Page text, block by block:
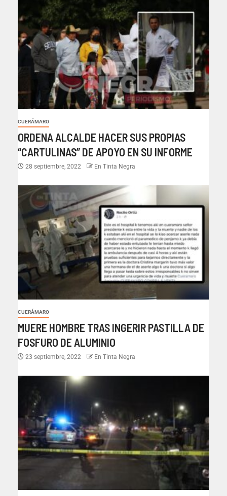
CUERÁMARO
ORDENA ALCALDE HACER SUS PROPIAS
“CARTULINAS” DE APOYO EN SU INFORME
28 septiembre, 2022 En Tinta Negra
CUERÁMARO
MUERE HOMBRE TRAS INGERIR PASTILLA DE
FOSFURO DE ALUMINIO
23 septiembre, 2022 En Tinta Negra